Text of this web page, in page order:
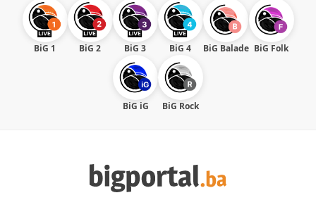
BiG 1 BiG 2 BiG 3 BiG 4 BiG Balade BiG Folk
BiG iG BiG Rock